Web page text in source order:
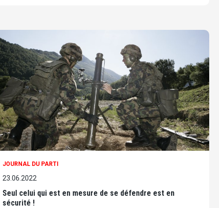
JOURNAL DU PARTI
23.06.2022
Seul celui qui est en mesure de se défendre est en
sécurité !